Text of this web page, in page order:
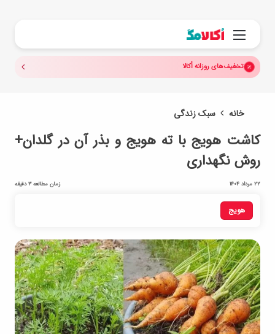
منو
تخفیف‌های روزانه اُکالا
خانه سبک زندگی
هویج
کاشت هویج با ته هویج و بذر آن در گلدان+
روش نگهداری
22 مرداد 1404 زمان مطالعه 3 دقیقه